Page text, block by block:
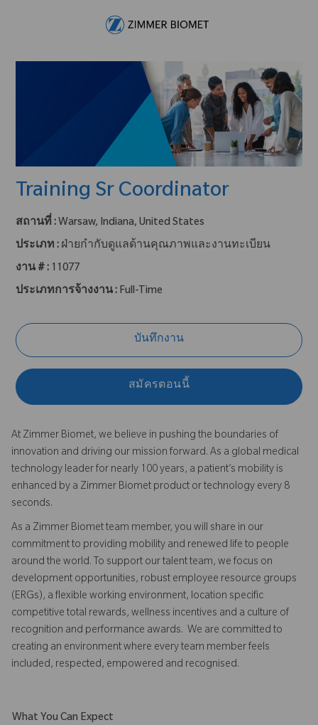
Training Sr Coordinator
สถานที่ : Warsaw, Indiana, United States
ประเภท : ฝ่ายกำกับดูแลด้านคุณภาพและงานทะเบียน
งาน # : 11077
ประเภทการจ้างงาน : Full-Time
บันทึกงาน
สมัครตอนนี้
At Zimmer Biomet, we believe in pushing the boundaries of
innovation and driving our mission forward. As a global medical
technology leader for nearly 100 years, a patient’s mobility is
enhanced by a Zimmer Biomet product or technology every 8
seconds.
As a Zimmer Biomet team member, you will share in our
commitment to providing mobility and renewed life to people
around the world. To support our talent team, we focus on
development opportunities, robust employee resource groups
(ERGs), a flexible working environment, location specific
competitive total rewards, wellness incentives and a culture of
recognition and performance awards. We are committed to
creating an environment where every team member feels
included, respected, empowered and recognised.
What You Can Expect